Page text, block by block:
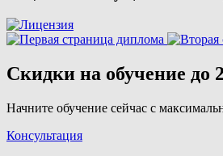
Скидки на обучение до
Начните обучение сейчас с
Консультация